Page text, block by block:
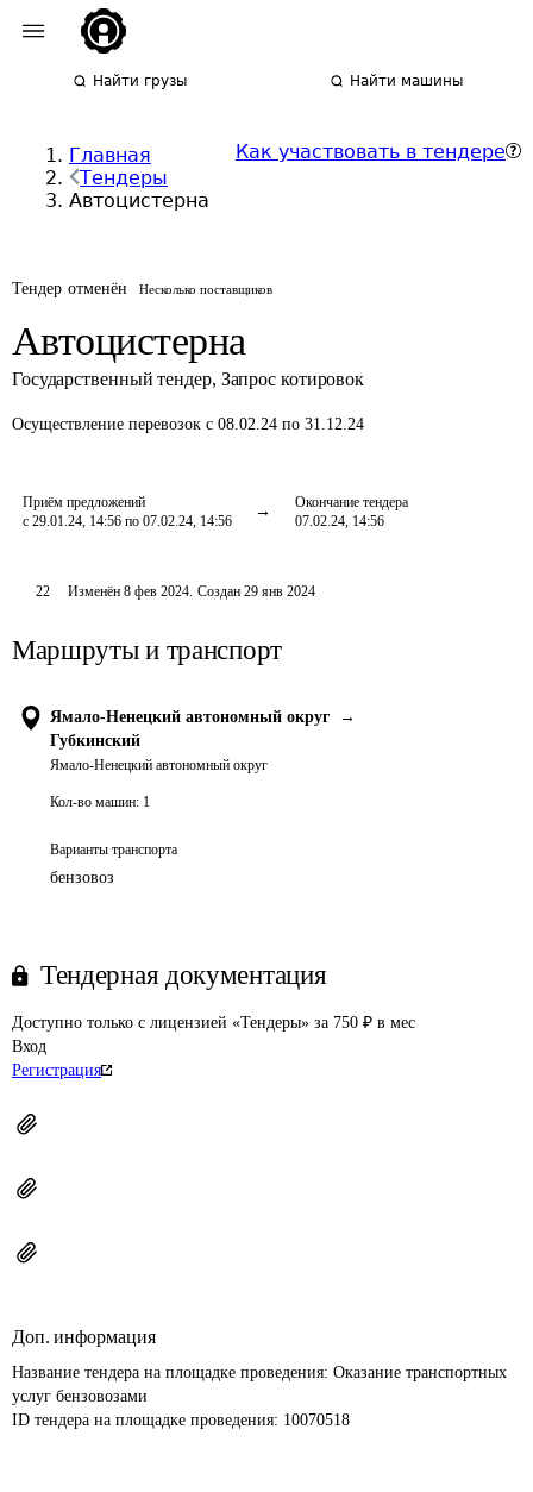
Найти грузы Найти машины
Главная
Тендеры
Автоцистерна
Как участвовать в тендере
Тендер отменён Несколько поставщиков
Автоцистерна
Государственный тендер, Запрос котировок
Осуществление перевозок с 08.02.24 по 31.12.24
Приём предложений
с 29.01.24, 14:56 по 07.02.24, 14:56
Окончание тендера
07.02.24, 14:56
22 Изменён8 фев 2024. Создан 29 янв 2024
Маршруты и транспорт
Ямало-Ненецкий автономный округ
→
Губкинский
Ямало-Ненецкий автономный округ
Кол-во машин: 1
Варианты транспорта
бензовоз
Тендерная документация
Доступно только с лицензией «Тендеры» за 750 ₽ в мес
Вход
Регистрация
Доп. информация
Название тендера на площадке проведения: Оказание транспортных
услуг бензовозами
ID тендера на площадке проведения: 10070518